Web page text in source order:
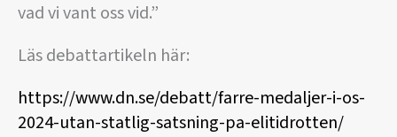
vad vi vant oss vid.”
Läs debattartikeln här:
https://www.dn.se/debatt/farre-medaljer-i-os-
2024-utan-statlig-satsning-pa-elitidrotten/